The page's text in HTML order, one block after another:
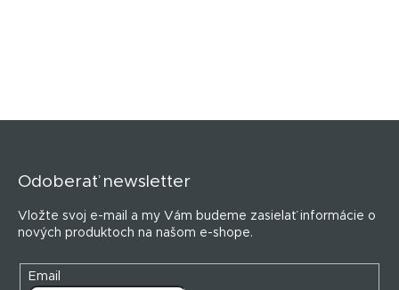
Odoberať newsletter
Vložte svoj e-mail a my Vám budeme zasielať informácie o
nových produktoch na našom e-shope.
Email